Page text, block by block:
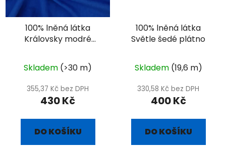
100% lněná látka
Královsky modré
Skladem (>30 m)
355,37 Kč bez DPH
430 Kč
DO KOŠÍKU
100% lněná látka
Světle šedé plátno
Skladem (19,6 m)
330,58 Kč bez DPH
400 Kč
DO KOŠÍKU